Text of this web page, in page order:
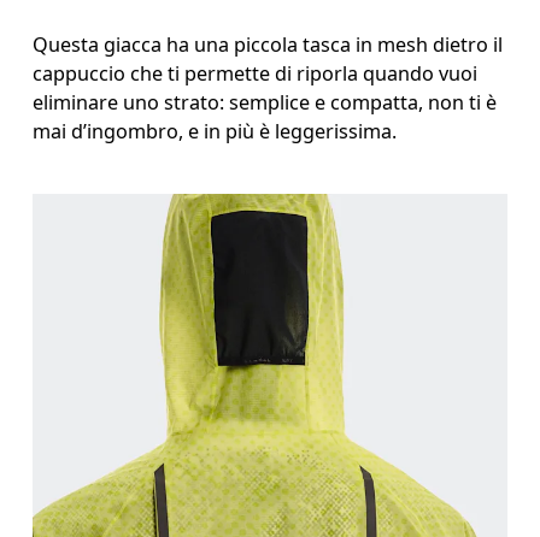
Questa giacca ha una piccola tasca in mesh dietro il
cappuccio che ti permette di riporla quando vuoi
eliminare uno strato: semplice e compatta, non ti è
mai d’ingombro, e in più è leggerissima.